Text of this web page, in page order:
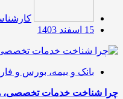
15 اسفند 1403
بانک و بیمه، بورس و
چرا شناخت خدمات تخصصی،